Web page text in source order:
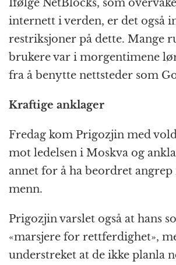
Ifølge NetBlocks, som
internett i verden, er det også
restriksjoner på dette. Mange
brukere var i morgentimene
fra å benytte nettsteder som
Kraftige anklager
Fredag kom Prigozjin med
mot ledelsen i Moskva og
annet for å ha beordret angrep
menn.
Prigozjin varslet også at hans
«marsjere for rettferdighet»,
understreket at de ikke planla